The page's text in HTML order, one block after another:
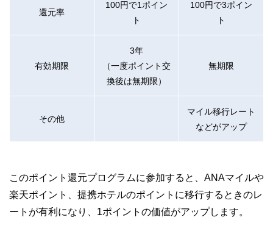
還元率
100円で1ポイン
ト
100円で3ポイン
ト
有効期限
3年
（一度ポイント交
換後は無期限）
無期限
その他
マイル移行レート
などがアップ
このポイント還元プログラムに参加すると、ANAマイルや
楽天ポイント、提携ホテルのポイントに移行するときのレ
ートが有利になり、1ポイントの価値がアップします。